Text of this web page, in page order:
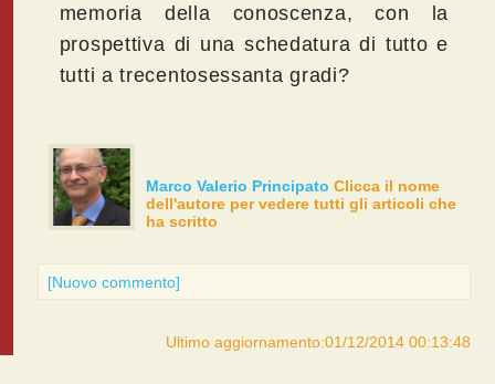
memoria della conoscenza, con la
prospettiva di una schedatura di tutto e
tutti a trecentosessanta gradi?
Marco Valerio Principato Clicca il nome
dell'autore per vedere tutti gli articoli che
ha scritto
[Nuovo commento]
Ultimo aggiornamento:01/12/2014 00:13:48